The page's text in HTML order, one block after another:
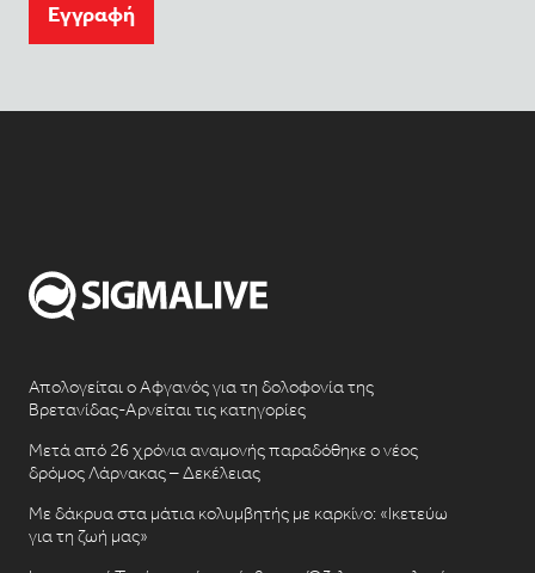
Eγγραφή
Απολογείται ο Αφγανός για τη δολοφονία της
Βρετανίδας-Αρνείται τις κατηγορίες
Μετά από 26 χρόνια αναμονής παραδόθηκε ο νέος
δρόμος Λάρνακας – Δεκέλειας
Με δάκρυα στα μάτια κολυμβητής με καρκίνο: «Ικετεύω
για τη ζωή μας»